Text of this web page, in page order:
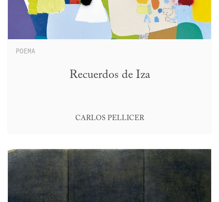
POEMA
Recuerdos de Iza
CARLOS PELLICER